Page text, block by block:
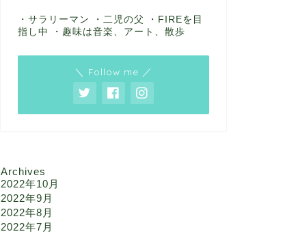
・サラリーマン ・二児の父 ・FIREを目
指し中 ・趣味は音楽、アート、散歩
＼ Follow me ／
Archives
2022年10月
2022年9月
2022年8月
2022年7月